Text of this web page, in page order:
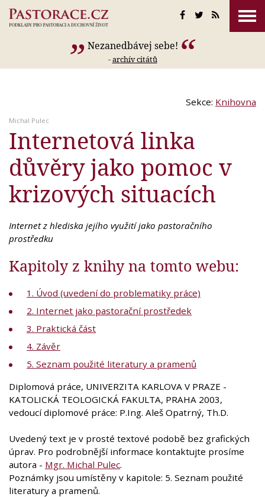
Nezanedbávej sebe!
-archív citátů
Sekce: Knihovna
Michal Pulec
Internetová linka
důvěry jako pomoc v
krizových situacích
Internet z hlediska jejího využití jako pastoračního
prostředku
Kapitoly z knihy na tomto webu:
1. Úvod (uvedení do problematiky práce)
2. Internet jako pastorační prostředek
3. Praktická část
4. Závěr
5. Seznam použité literatury a pramenů
Diplomová práce, UNIVERZITA KARLOVA V PRAZE -
KATOLICKÁ TEOLOGICKÁ FAKULTA, PRAHA 2003,
vedoucí diplomové práce: P.Ing. Aleš Opatrný, Th.D.
Uvedený text je v prosté textové podobě bez grafických
úprav. Pro podrobnější informace kontaktujte prosíme
autora - Mgr. Michal Pulec.
Poznámky jsou umístěny v kapitole: 5. Seznam použité
literatury a pramenů.